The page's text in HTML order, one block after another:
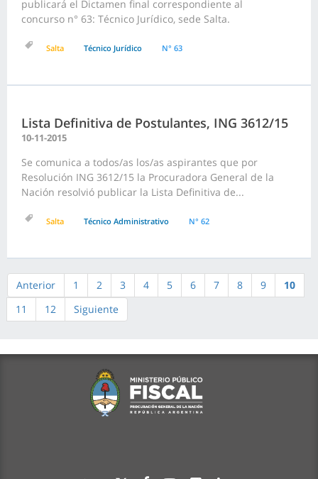
publicará el Dictamen final correspondiente al
concurso n° 63: Técnico Jurídico, sede Salta.
Salta Técnico Jurídico N° 63
Lista Definitiva de Postulantes, ING 3612/15
10-11-2015
Se comunica a todos/as los/as aspirantes que por
Resolución ING 3612/15 la Procuradora General de la
Nación resolvió publicar la Lista Definitiva de...
Salta Técnico Administrativo N° 62
Anterior 1 2 3 4 5 6 7 8 9
10
11
12 Siguiente